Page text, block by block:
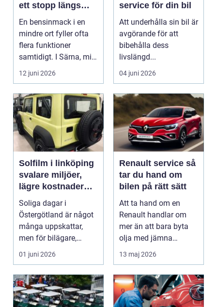
ett stopp längs
vägen
En bensinmack i en
mindre ort fyller ofta
flera funktioner
samtidigt. I Särna, mitt
i norra Dalarna,...
12 juni 2026
service för din bil
Att underhålla sin bil är
avgörande för att
bibehålla dess
livslängd...
04 juni 2026
Solfilm i linköping
svalare miljöer,
lägre kostnader
och bättre komfort
Soliga dagar i
Östergötland är något
många uppskattar,
men för bilägare,
båtägare och
fastighetsförv...
01 juni 2026
Renault service så
tar du hand om
bilen på rätt sätt
Att ta hand om en
Renault handlar om
mer än att bara byta
olja med jämna
mellanrum. För många
biläga...
13 maj 2026